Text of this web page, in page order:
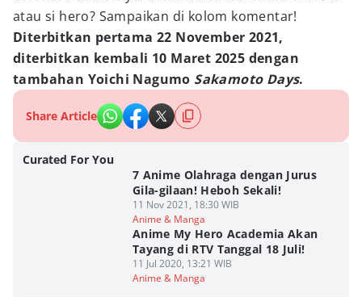
atau si hero? Sampaikan di kolom komentar!
Diterbitkan pertama 22 November 2021,
diterbitkan kembali 10 Maret 2025 dengan
tambahan Yoichi Nagumo Sakamoto Days.
Share Article
Curated For You
7 Anime Olahraga dengan Jurus
Gila-gilaan! Heboh Sekali!
11 Nov 2021, 18:30 WIB
Anime & Manga
Anime My Hero Academia Akan
Tayang di RTV Tanggal 18 Juli!
11 Jul 2020, 13:21 WIB
Anime & Manga